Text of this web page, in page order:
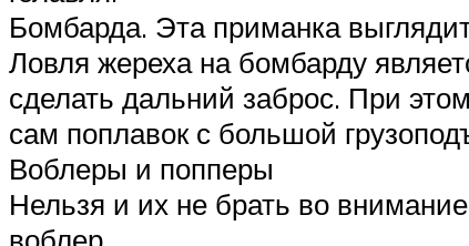
Бомбарда. Эта приманка
Ловля жереха на бомбарду
сделать дальний заброс. При
сам поплавок с большой
Воблеры и попперы
Нельзя и их не брать во